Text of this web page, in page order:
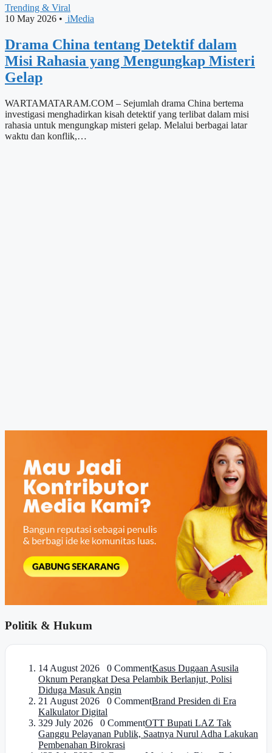
Trending & Viral
10 May 2026 • iMedia
Drama China tentang Detektif dalam
Misi Rahasia yang Mengungkap Misteri
Gelap
WARTAMATARAM.COM – Sejumlah drama China bertema
investigasi menghadirkan kisah detektif yang terlibat dalam misi
rahasia untuk mengungkap misteri gelap. Melalui berbagai latar
waktu dan konflik,…
Politik & Hukum
14 August 2026 0 CommentKasus Dugaan Asusila
Oknum Perangkat Desa Pelambik Berlanjut, Polisi
Diduga Masuk Angin
21 August 2026 0 CommentBrand Presiden di Era
Kalkulator Digital
329 July 2026 0 CommentOTT Bupati LAZ Tak
Ganggu Pelayanan Publik, Saatnya Nurul Adha Lakukan
Pembenahan Birokrasi